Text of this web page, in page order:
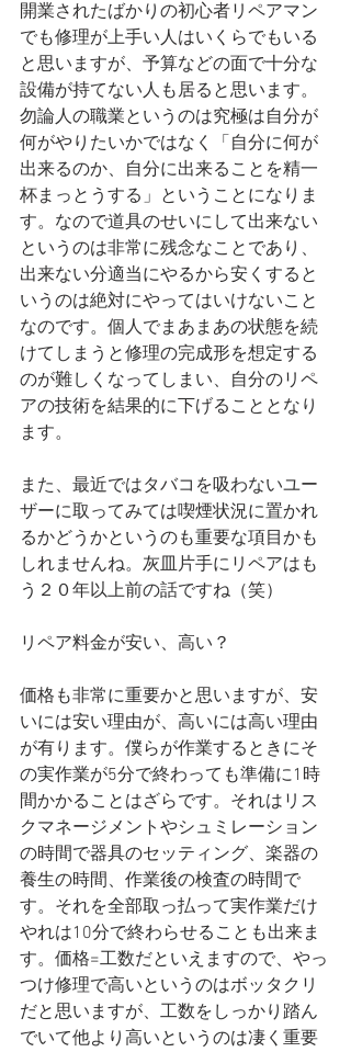
開業されたばかりの初心者リペアマン
でも修理が上手い人はいくらでもいる
と思いますが、予算などの面で十分な
設備が持てない人も居ると思います。
勿論人の職業というのは究極は自分が
何がやりたいかではなく「自分に何が
出来るのか、自分に出来ることを精一
杯まっとうする」ということになりま
す。なので道具のせいにして出来ない
というのは非常に残念なことであり、
出来ない分適当にやるから安くすると
いうのは絶対にやってはいけないこと
なのです。個人でまあまあの状態を続
けてしまうと修理の完成形を想定する
のが難しくなってしまい、自分のリペ
アの技術を結果的に下げることとなり
ます。
また、最近ではタバコを吸わないユー
ザーに取ってみては喫煙状況に置かれ
るかどうかというのも重要な項目かも
しれませんね。灰皿片手にリペアはも
う２０年以上前の話ですね（笑）
リペア料金が安い、高い？
価格も非常に重要かと思いますが、安
いには安い理由が、高いには高い理由
が有ります。僕らが作業するときにそ
の実作業が5分で終わっても準備に1時
間かかることはざらです。それはリス
クマネージメントやシュミレーション
の時間で器具のセッティング、楽器の
養生の時間、作業後の検査の時間で
す。それを全部取っ払って実作業だけ
やれは10分で終わらせることも出来ま
す。価格=工数だといえますので、やっ
つけ修理で高いというのはボッタクリ
だと思いますが、工数をしっかり踏ん
でいて他より高いというのは凄く重要